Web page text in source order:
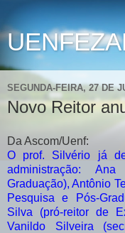
SEGUNDA-FEIRA, 27 DE
Novo Reitor
Da Ascom/Uenf:
O prof. Silvério já
administração:
Graduação), Antônio
Pesquisa e Pós-
Silva (pró-reitor de
Vanildo Silveira